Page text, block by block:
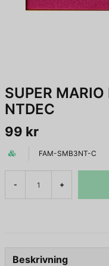
SUPER
NTDEC
99 kr
FAM-SMB3NT-C
- +
Beskrivning